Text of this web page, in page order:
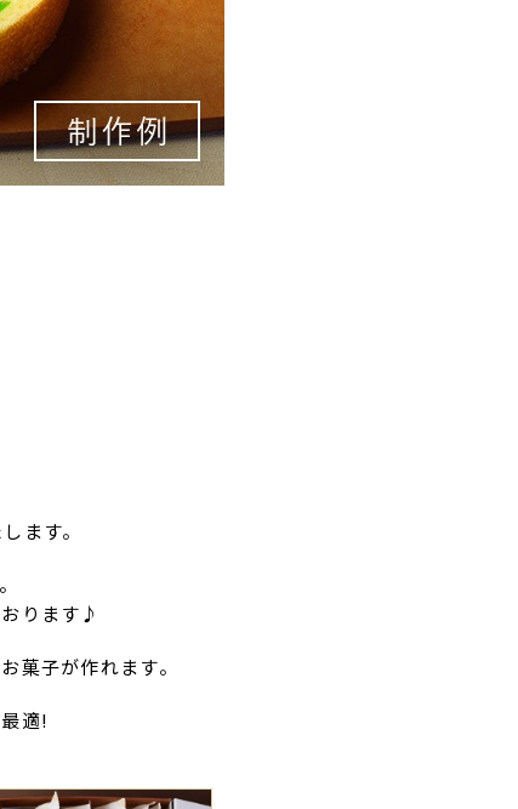
ます。
ります♪
菓子が作れます。
適!